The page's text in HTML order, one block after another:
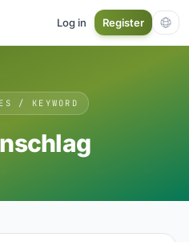
Log in Register
/ KEYWORD